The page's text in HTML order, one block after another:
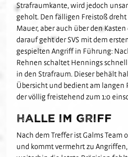
Strafraumkante, wird jedoch
geholt. Den fälligen Freistoß
Mauer, aber auch über den Kasten
darauf geht der SVS mit dem
gespielten Angriff in Führung:
Rehnen schaltet Hennings
in den Strafraum. Dieser behält
Übersicht und bedient am langen
der völlig freistehend zum 1:0
Halle im Griff
Nach dem Treffer ist Galms Team
und kommt vermehrt zu